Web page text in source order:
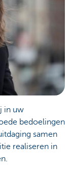
in uw
bedoelingen
samen
realiseren in